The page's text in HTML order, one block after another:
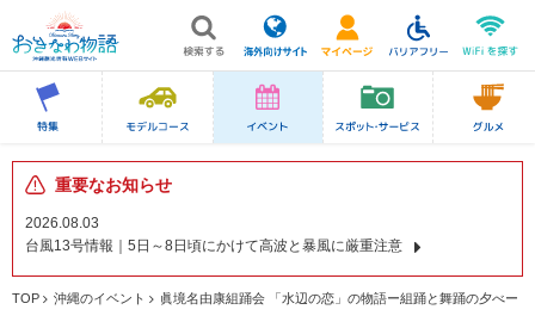
重要なお知らせ
2026.08.03
台風13号情報｜5日～8日頃にかけて高波と暴風に厳重注意
TOP 沖縄のイベント 眞境名由康組踊会 「水辺の恋」の物語ー組踊と舞踊の夕べー